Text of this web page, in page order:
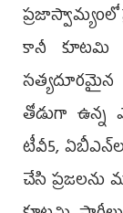
ప్రజాస్వామ్యంలో
కానీ కూటమి
తోడుగా ఉన్న
టీవీ5,
చేసి ప్రజలను